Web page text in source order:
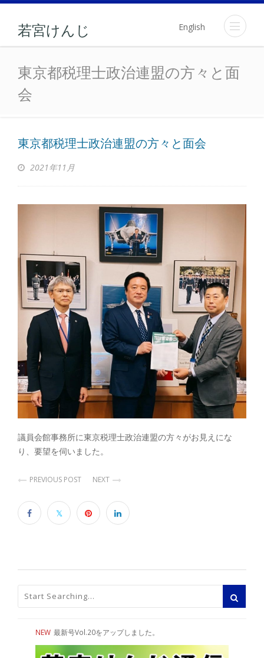
若宮けんじ English
東京都税理士政治連盟の
東京都税理士政治連盟の方々と面
会
東京都税理士政治連盟の方々と面会
2021年11月
議員会館事務所に東京税理士政治連盟の方々がお見えにな
り、要望を伺いました。
PREVIOUS POST NEXT
NEW 最新号Vol.20をアップしました。